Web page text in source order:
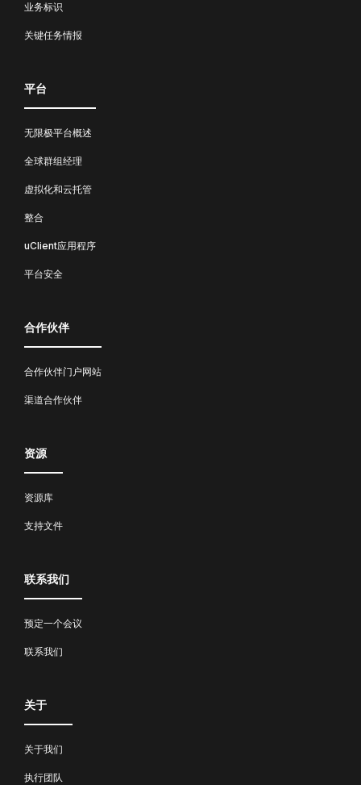
业务标识
关键任务情报
平台
无限极平台概述
全球群组经理
虚拟化和云托管
整合
uClient应用程序
平台安全
合作伙伴
合作伙伴门户网站
渠道合作伙伴
资源
资源库
支持文件
联系我们
预定一个会议
联系我们
关于
关于我们
执行团队